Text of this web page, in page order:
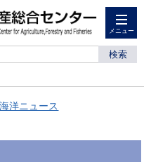
メニュー
検索
洋ニュース